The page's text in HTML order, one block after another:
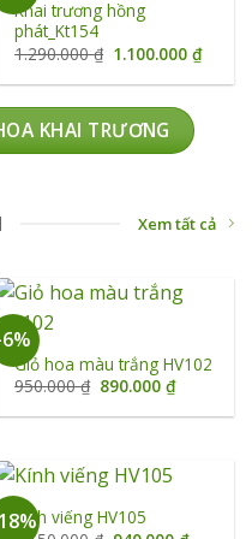
₫.
Khai trương hồng
phát_Kt154
1.290.000₫ Giá
gốc
là:
1.100.000₫Giá
tại
KHAI TRƯƠNG
Xem tất cả
Giỏ hoa màu trắng HV102
950.000₫ Giá
là:
890.000₫Giá
tại
Kính viếng HV105